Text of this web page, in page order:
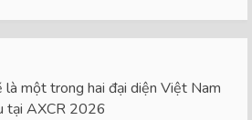
một trong hai đại diện Việt Nam
tại AXCR 2026